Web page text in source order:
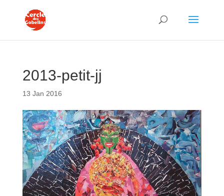
2013-petit-jj
13 Jan 2016